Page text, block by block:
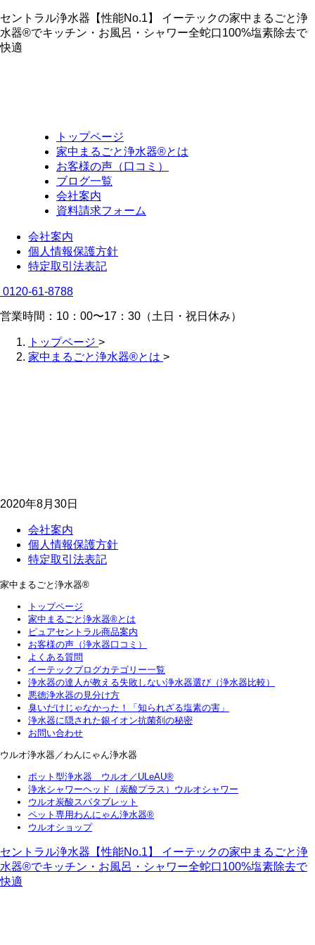
セントラル浄水器【性能No.1】 イーテックの家中まるごと浄
水器®でキッチン・お風呂・シャワー全蛇口100%塩素除去で
快適
トップページ
家中まるごと浄水器®とは
お客様の声（口コミ）
ブログ一覧
会社案内
資料請求フォーム
会社案内
個人情報保護方針
特定取引法表記
0120-61-8788
営業時間：10：00〜17：30（土日・祝日休み）
トップページ >
家中まるごと浄水器®とは >
2020年8月30日
会社案内
個人情報保護方針
特定取引法表記
家中まるごと浄水器®
トップページ
家中まるごと浄水器®とは
ピュアセントラル商品案内
お客様の声（浄水器口コミ）
よくある質問
イーテックブログカテゴリー一覧
浄水器の達人が教える失敗しない浄水器選び（浄水器比較）
悪徳浄水器の見分け方
臭いだけじゃなかった！「知られざる塩素の害」
浄水器に隠された銀イオン抗菌剤の秘密
お問い合わせ
ウルオ浄水器／わんにゃん浄水器
ポット型浄水器 ウルオ／ULeAU®
浄水シャワーヘッド（炭酸プラス）ウルオシャワー
ウルオ炭酸スパタブレット
ペット専用わんにゃん浄水器®
ウルオショップ
セントラル浄水器【性能No.1】 イーテックの家中まるごと浄
水器®でキッチン・お風呂・シャワー全蛇口100%塩素除去で
快適